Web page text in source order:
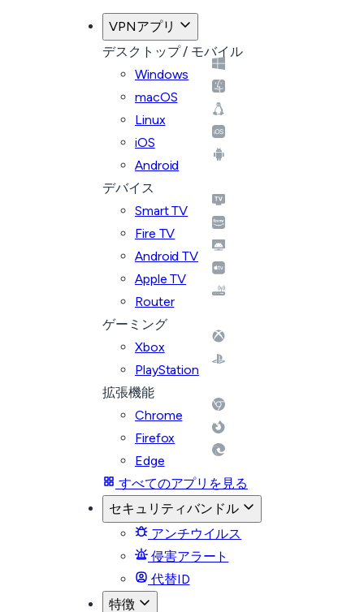
VPNアプリ
デスクトップ / モバイル
Windows
macOS
Linux
iOS
Android
デバイス
Smart TV
Fire TV
Android TV
Apple TV
Router
ゲーミング
Xbox
PlayStation
拡張機能
Chrome
Firefox
Edge
すべてのアプリを見る
セキュリティバンドル
アンチウイルス
侵害アラート
代替ID
特徴